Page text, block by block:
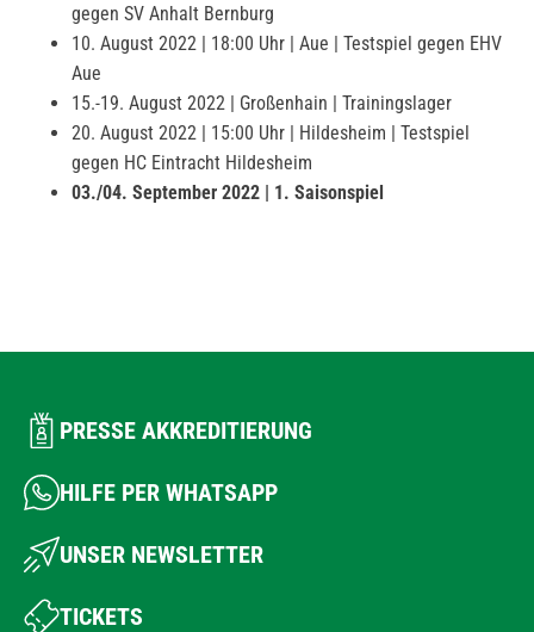
gegen SV Anhalt Bernburg
10. August 2022 | 18:00 Uhr | Aue | Testspiel gegen EHV
Aue
15.-19. August 2022 | Großenhain | Trainingslager
20. August 2022 | 15:00 Uhr | Hildesheim | Testspiel
gegen HC Eintracht Hildesheim
03./04. September 2022 | 1. Saisonspiel
PRESSE AKKREDITIERUNG
HILFE PER WHATSAPP
UNSER NEWSLETTER
TICKETS